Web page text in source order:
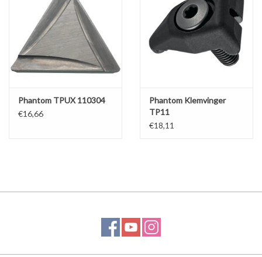
Phantom TPUX 110304
€16,66
Phantom Klemvinger
TP11
€18,11